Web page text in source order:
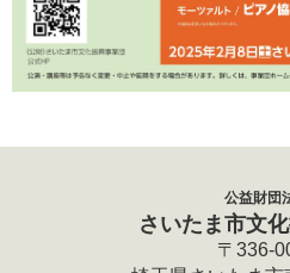
公益財団
さいたま市文
〒336-